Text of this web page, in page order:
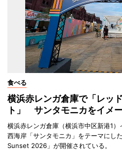
食べる
横浜赤レンガ倉庫で「レッ
ト」 サンタモニカをイメ
横浜赤レンガ倉庫（横浜市中区新港1
西海岸「サンタモニカ」をテーマにし
Sunset 2026」が開催されている。